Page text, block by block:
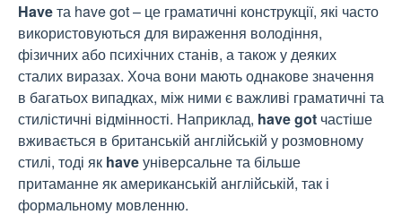
Haveта have got– це граматичні конструкції, які часто
використовуються для вираження володіння,
фізичних або психічних станів, а також у деяких
сталих виразах. Хоча вони мають однакове значення
в багатьох випадках, між ними є важливі граматичні та
стилістичні відмінності. Наприклад, have got частіше
вживається в британській англійській у розмовному
стилі, тоді як haveуніверсальне та більше
притаманне як американській англійській, так і
формальному мовленню.